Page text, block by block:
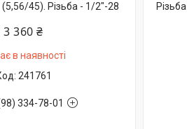
(5,56/45). Різьба - 1/2"-28
3 360 ₴
в наявності
241761
334-78-01